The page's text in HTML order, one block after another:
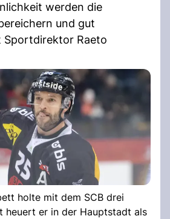
werden die
und gut
Sportdirektor Raeto
holte mit dem SCB drei
heuert er in der Hauptstadt als